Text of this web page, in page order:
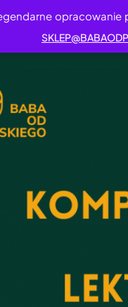
opracowanie